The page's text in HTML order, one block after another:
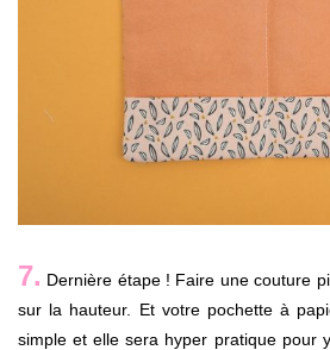
7. Dernière étape ! Faire une couture
sur la hauteur. Et votre pochette à
simple et elle sera hyper pratique pour